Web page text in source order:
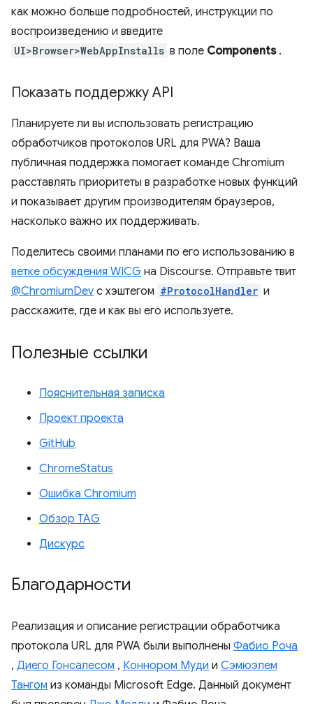
как можно больше подробностей, инструкции по
воспроизведению и введите
UI>Browser>WebAppInstalls в поле Components.
Показать поддержку API
Планируете ли вы использовать регистрацию
обработчиков протоколов URL для PWA? Ваша
публичная поддержка помогает команде Chromium
расставлять приоритеты в разработке новых функций
и показывает другим производителям браузеров,
насколько важно их поддерживать.
Поделитесь своими планами по его использованию в
ветке обсуждения WICG на Discourse. Отправьте твит
@ChromiumDev с хэштегом #ProtocolHandler и
расскажите, где и как вы его используете.
Полезные ссылки
Пояснительная записка
Проект проекта
GitHub
ChromeStatus
Ошибка Chromium
Обзор TAG
Дискурс
Благодарности
Реализация и описание регистрации обработчика
протокола URL для PWA были выполнены Фабио Роча
, Диего Гонсалесом , Коннором Муди и Сэмюэлем
Тангом из команды Microsoft Edge. Данный документ